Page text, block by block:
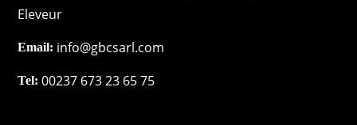
Eleveur
Email: info@gbcsarl.com
Tel: 00237 673 23 65 75